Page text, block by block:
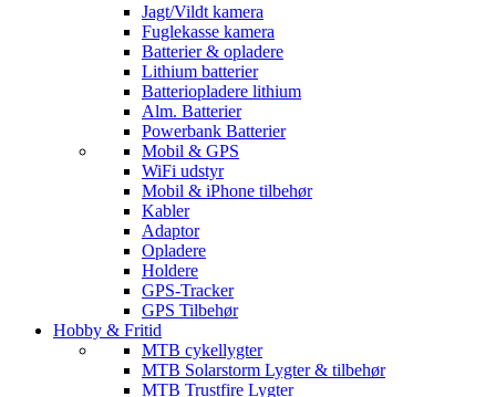
Jagt/Vildt kamera
Fuglekasse kamera
Batterier & opladere
Lithium batterier
Batteriopladere lithium
Alm. Batterier
Powerbank Batterier
Mobil & GPS
WiFi udstyr
Mobil & iPhone tilbehør
Kabler
Adaptor
Opladere
Holdere
GPS-Tracker
GPS Tilbehør
Hobby & Fritid
MTB cykellygter
MTB Solarstorm Lygter & tilbehør
MTB Trustfire Lygter